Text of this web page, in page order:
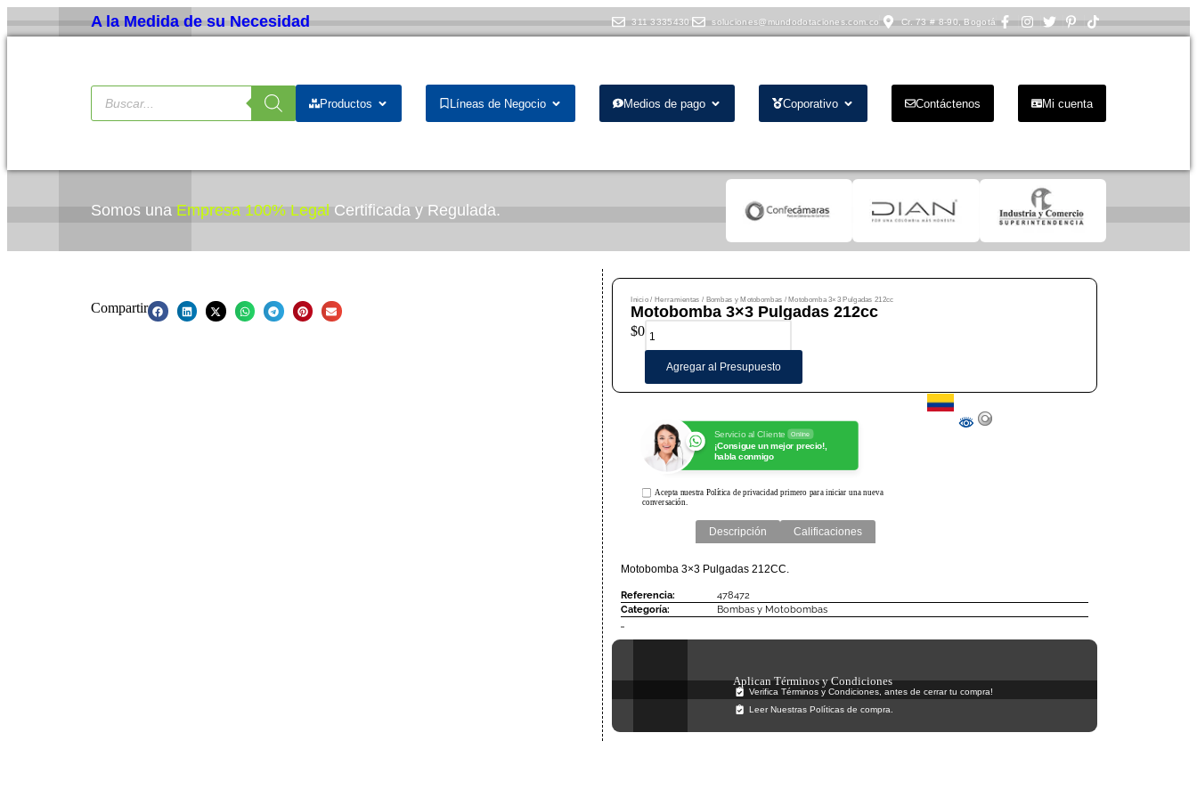
A la Medida de su Necesidad 311 3335430 soluciones@mundodotaciones.com.co Cr. 73 # 8-90, Bogotá
Productos Líneas de Negocio Medios de pago Coporativo Contáctenos Mi cuenta
Somos una Empresa 100% Legal Certificada y Regulada.
Compartir
Inicio / Herramientas / Bombas y Motobombas / Motobomba 3×3 Pulgadas 212cc
Motobomba 3×3 Pulgadas 212cc
$0
Agregar al Presupuesto
Servicio al Cliente Online
¡Consigue un mejor precio!,
habla conmigo
Acepta nuestra Política de privacidadprimero para iniciar una nueva
conversación.
Descripción Calificaciones
Motobomba 3×3 Pulgadas 212CC.
Referencia:
478472
Categoría:
Bombas y Motobombas
Aplican Términos y Condiciones
Verifica Términos y Condiciones, antes de cerrar tu compra!
Leer Nuestras Políticas de compra.